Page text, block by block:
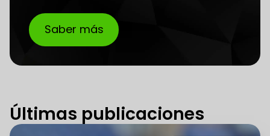
Saber más
Últimas publicaciones